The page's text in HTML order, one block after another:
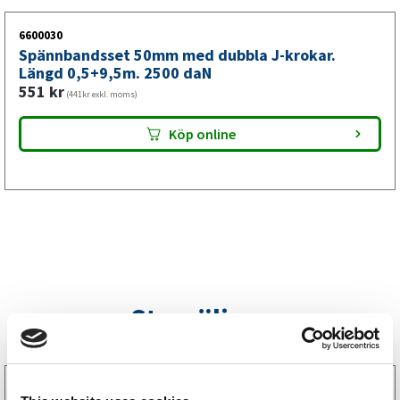
6600030
Spännbandsset 50mm med dubbla J-krokar.
Längd 0,5+9,5m. 2500 daN
551 kr (441kr exkl. moms)
Köp online
Storsäljare